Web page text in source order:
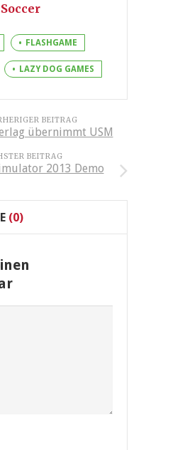
FLASHGAME
LAZY DOG GAMES
BEITRAG
übernimmt USM
BEITRAG
2013 Demo
(0)